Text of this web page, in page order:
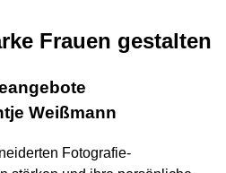
Frauen gestalten
Weißmann
Fotografie-